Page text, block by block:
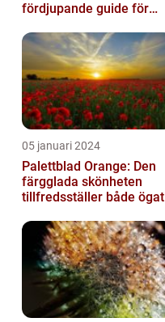
fördjupande guide för
05 januari 2024
Palettblad Orange: Den
färgglada skönheten
tillfredsställer både ögat